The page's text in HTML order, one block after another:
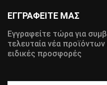
ΕΓΓΡΑΦΕΙΤΕ ΜΑΣ
Εγγραφείτε τώρα για
τελευταία νέα
ειδικές προσφορές